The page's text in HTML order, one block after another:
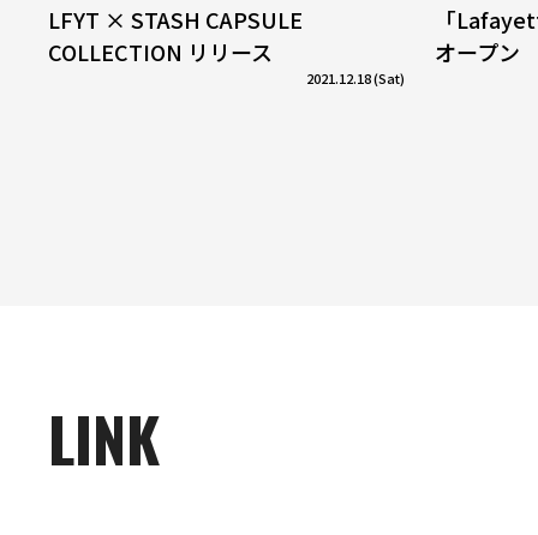
LFYT × STASH CAPSULE
COLLECTION リリース
2021.12.18 (Sat)
「
オープン
LINK